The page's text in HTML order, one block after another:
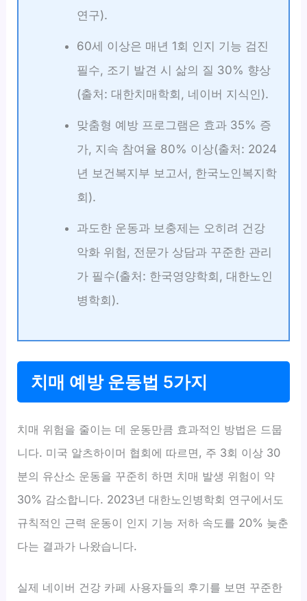
연구).
60세 이상은 매년 1회 인지 기능 검진
필수, 조기 발견 시 삶의 질 30% 향상
(출처: 대한치매학회, 네이버 지식인).
맞춤형 예방 프로그램은 효과 35% 증
가, 지속 참여율 80% 이상(출처: 2024
년 보건복지부 보고서, 한국노인복지학
회).
과도한 운동과 보충제는 오히려 건강
악화 위험, 전문가 상담과 꾸준한 관리
가 필수(출처: 한국영양학회, 대한노인
병학회).
치매 예방 운동법 5가지
치매 위험을 줄이는 데 운동만큼 효과적인 방법은 드뭅
니다. 미국 알츠하이머 협회에 따르면, 주 3회 이상 30
분의 유산소 운동을 꾸준히 하면 치매 발생 위험이 약
30% 감소합니다. 2023년 대한노인병학회 연구에서도
규칙적인 근력 운동이 인지 기능 저하 속도를 20% 늦춘
다는 결과가 나왔습니다.
실제 네이버 건강 카페 사용자들의 후기를 보면 꾸준한